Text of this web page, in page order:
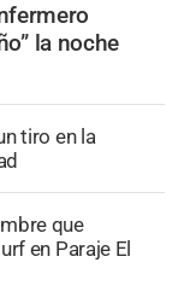
la noche
tiro en la
que
en Paraje El